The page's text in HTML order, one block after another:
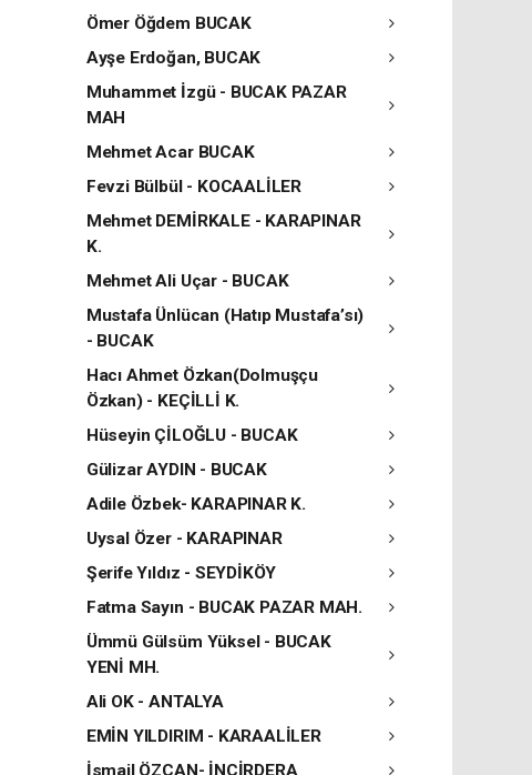
Ömer Öğdem BUCAK
Ayşe Erdoğan, BUCAK
Muhammet İzgü - BUCAK PAZAR
MAH
Mehmet Acar BUCAK
Fevzi Bülbül - KOCAALİLER
Mehmet DEMİRKALE - KARAPINAR
K.
Mehmet Ali Uçar - BUCAK
Mustafa Ünlücan (Hatıp Mustafa’sı)
- BUCAK
Hacı Ahmet Özkan(Dolmuşçu
Özkan) - KEÇİLLİ K.
Hüseyin ÇİLOĞLU - BUCAK
Gülizar AYDIN - BUCAK
Adile Özbek- KARAPINAR K.
Uysal Özer - KARAPINAR
Şerife Yıldız - SEYDİKÖY
Fatma Sayın - BUCAK PAZAR MAH.
Ümmü Gülsüm Yüksel - BUCAK
YENİ MH.
Ali OK - ANTALYA
EMİN YILDIRIM - KARAALİLER
İsmail ÖZCAN- İNCİRDERA